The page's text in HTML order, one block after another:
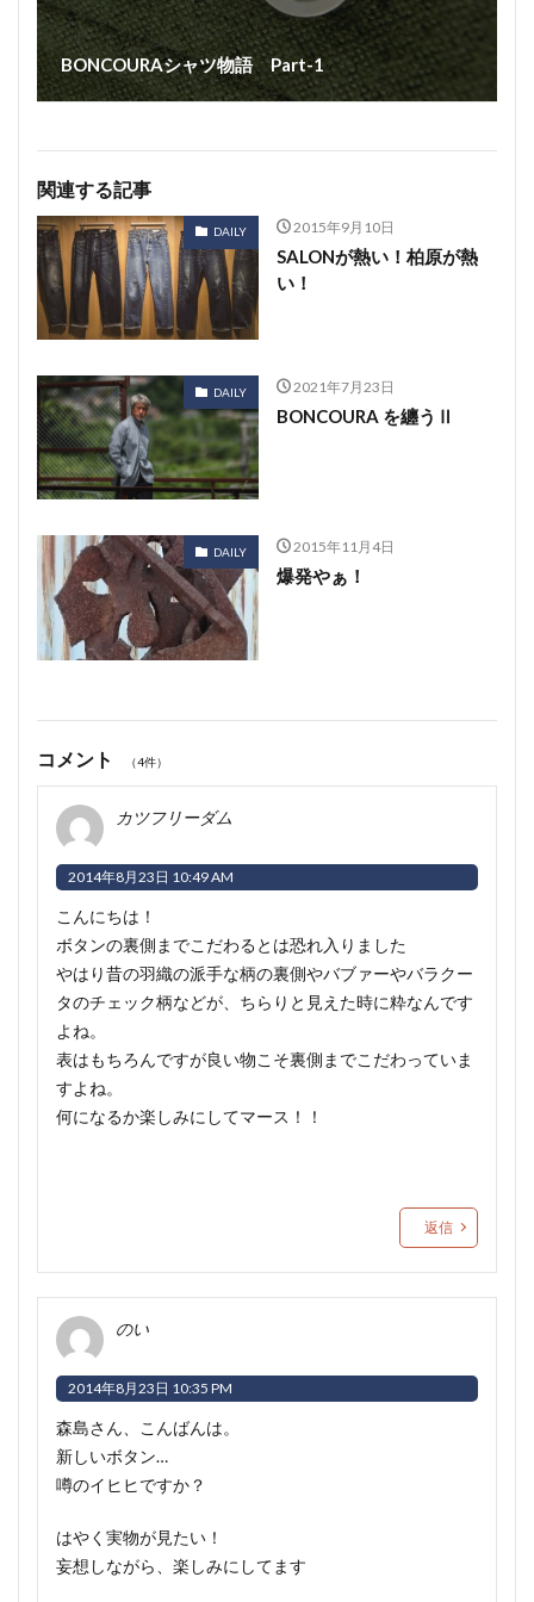
BONCOURAシャツ物語 Part-1
関連する記事
DAILY 2015年9月10日
SALONが熱い！柏原が熱
い！
DAILY 2021年7月23日
BONCOURA を纏うⅡ
DAILY 2015年11月4日
爆発やぁ！
コメント （4件）
カツフリーダム
2014年8月23日 10:49 AM
こんにちは！
ボタンの裏側までこだわるとは恐れ入りました
やはり昔の羽織の派手な柄の裏側やバブァーやバラクー
タのチェック柄などが、ちらりと見えた時に粋なんです
よね。
表はもちろんですが良い物こそ裏側までこだわっていま
すよね。
何になるか楽しみにしてマース！！
返信
のい
2014年8月23日 10:35 PM
森島さん、こんばんは。
新しいボタン…
噂のイヒヒですか？
はやく実物が見たい！
妄想しながら、楽しみにしてます